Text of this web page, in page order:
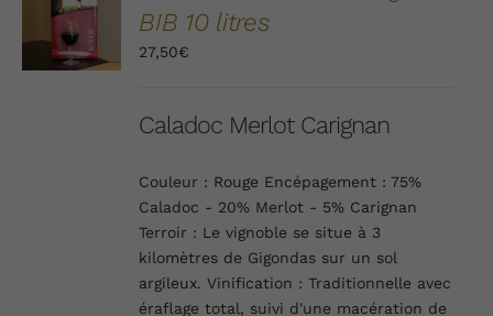
PANIER
/
DÉTAILS
BIB 10 litres
27,50€
Caladoc Merlot Carignan
Couleur : Rouge Encépagement : 75%
Caladoc - 20% Merlot - 5% Carignan
Terroir : Le vignoble se situe à 3
kilomètres de Gigondas sur un sol
argileux.Vinification : Traditionnelle avec
éraflage total, suivi d'une macération de